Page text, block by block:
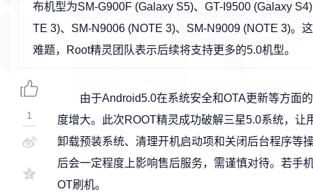
布机型为SM-G900F (Galaxy S5)、GT-I9500 (Galaxy
TE 3)、SM-N9006 (NOTE 3)、SM-N9009 (NOTE 3)。
难题，Root精灵团队表示后续将支持更多的5.0机型。
由于Android5.0在系统安全和OTA更新等方面
度增大。此次ROOT精灵成功破解三星5.0系统，
卸载预装系统、清理开机启动项和关闭后台程序等
后会一定程度上影响售后服务，需谨慎对待。若手
OT刷机。
1